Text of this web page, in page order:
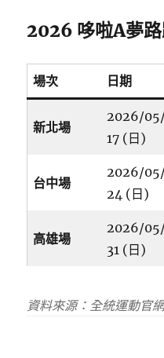
2026 哆啦A夢
場次 日期
新北場
2026/
17 (日)
台中場
2026/
24 (日)
高雄場
2026/
31 (日)
資料來源：全統運動官